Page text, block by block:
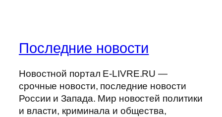
Последние новости
Новостной портал E-LIVRE.RU —
срочные новости, последние новости
России и Запада. Мир новостей политики
и власти, криминала и общества,